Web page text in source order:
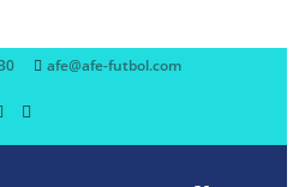
afe@afe-futbol.com